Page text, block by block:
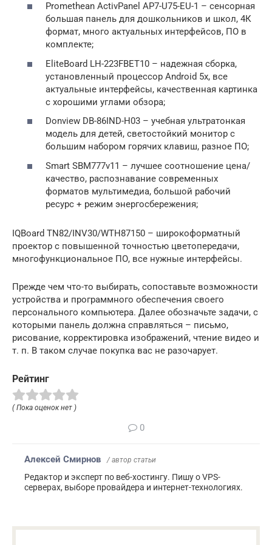
Promethean ActivPanel AP7-U75-EU-1 – сенсорная
большая панель для дошкольников и школ, 4К
формат, много актуальных интерфейсов, ПО в
комплекте;
EliteBoard LH-223FBET10 – надежная сборка,
установленный процессор Android 5x, все
актуальные интерфейсы, качественная картинка
с хорошими углами обзора;
Donview DB-86IND-H03 – учебная ультратонкая
модель для детей, светостойкий монитор с
большим набором горячих клавиш, разное ПО;
Smart SBM777v11 – лучшее соотношение цена/
качество, распознавание современных
форматов мультимедиа, большой рабочий
ресурс + режим энергосбережения;
IQBoard TN82/INV30/WTH87150 – широкоформатный
проектор с повышенной точностью цветопередачи,
многофункциональное ПО, все нужные интерфейсы.
Прежде чем что-то выбирать, сопоставьте возможности
устройства и программного обеспечения своего
персонального компьютера. Далее обозначьте задачи, с
которыми панель должна справляться – письмо,
рисование, корректировка изображений, чтение видео и
т. п. В таком случае покупка вас не разочарует.
Рейтинг
( Пока оценок нет )
0
Алексей Смирнов / автор статьи
Редактор и эксперт по веб-хостингу. Пишу о VPS-
серверах, выборе провайдера и интернет-технологиях.